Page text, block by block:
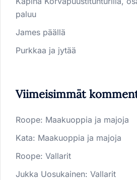
paluu
James päällä
Purkkaa ja jytää
Viimeisimmät
Roope: Maakuoppia ja majoja
Kata: Maakuoppia ja majoja
Roope: Vallarit
Jukka Uosukainen: Vallarit